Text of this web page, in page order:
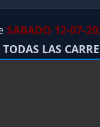
SABADO 12-07-
LAS